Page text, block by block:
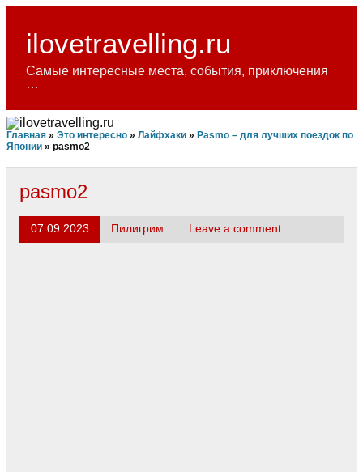
Skip
contentilovetravelling.ru
Самые интересные места, события, приключения
…
Главная » Это интересно » Лайфхаки » Pasmo – для лучших поездок по
Японии » pasmo2
pasmo2
07.09.2023 Пилигрим Leave a comment